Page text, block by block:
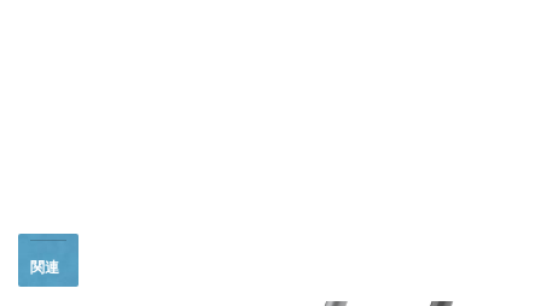
関連